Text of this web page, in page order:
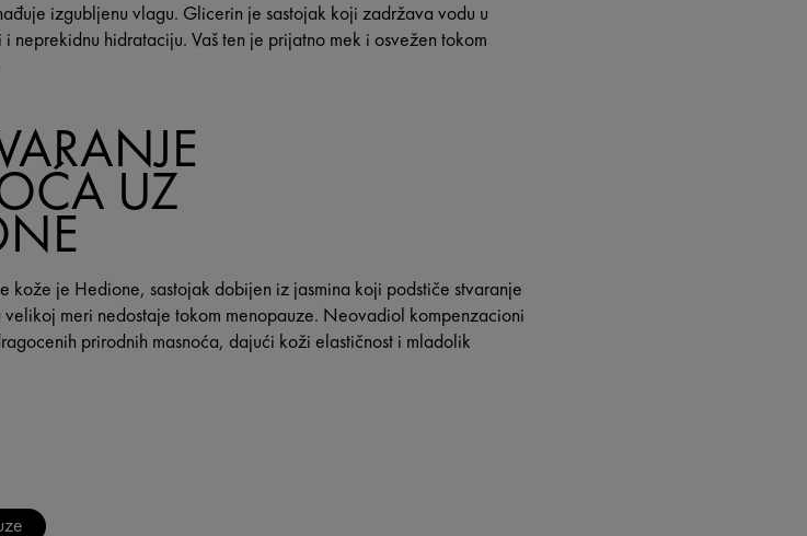
izgubljenu vlagu. Glicerin je sastojak koji zadržava vodu u
neprekidnu hidrataciju. Vaš ten je prijatno mek i osvežen tokom
UZ
kože je Hedione, sastojak dobijen iz jasmina koji podstiče stvaranje
meri nedostaje tokom menopauze. Neovadiol kompenzacioni
prirodnih masnoća, dajući koži elastičnost i mladolik